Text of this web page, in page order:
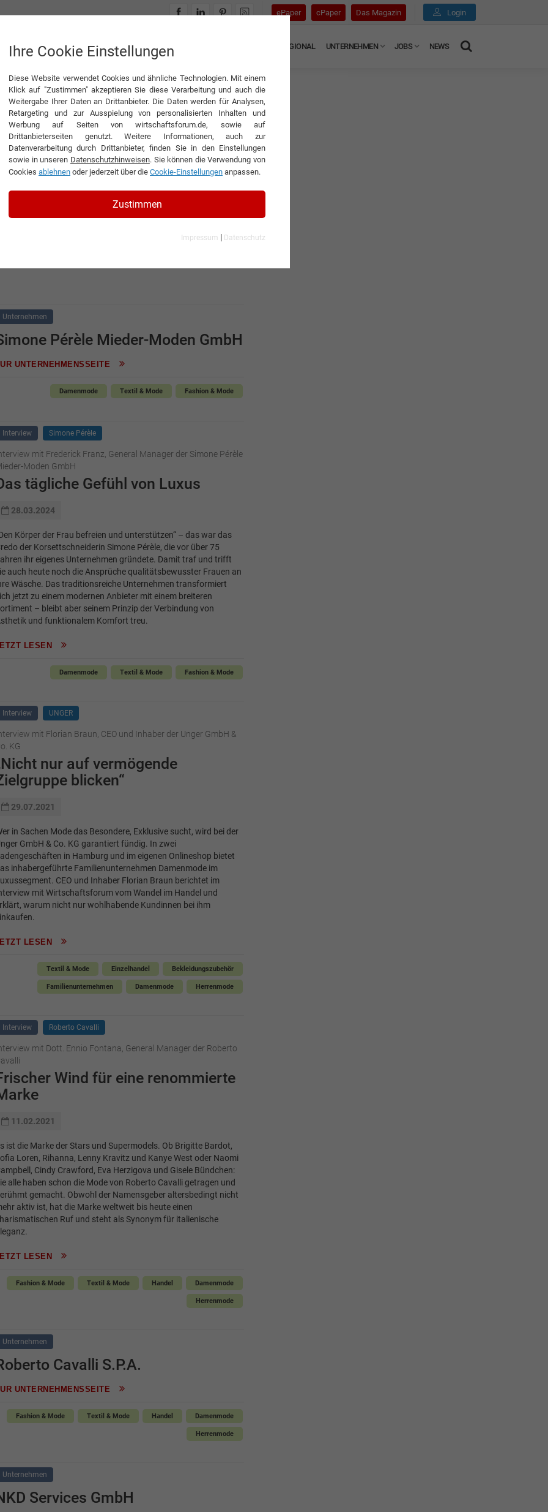
ePaper cPaper Das Magazin Login
INTERVIEWS REGIONAL UNTERNEHMEN JOBS NEWS
Unternehmen
Pérèle Mieder-Moden GmbH
UNTERNEHMENSSEITE
Damenmode Textil & Mode Fashion & Mode
Interview Simone Pérèle
mit Frederick Franz, General Manager der Simone Pérèle
Moden GmbH
tägliche Gefühl von Luxus
28.03.2024
Körper der Frau befreien und unterstützen“ – das war das
der Korsettschneiderin Simone Pérèle, die vor über 75
ihr eigenes Unternehmen gründete. Damit traf und trifft
auch heute noch die Ansprüche qualitätsbewusster Frauen an
Wäsche. Das traditionsreiche Unternehmen transformiert
jetzt zu einem modernen Anbieter mit einem breiteren
– bleibt aber seinem Prinzip der Verbindung von
und funktionalem Komfort treu.
LESEN
Damenmode Textil & Mode Fashion & Mode
Interview UNGER
mit Florian Braun, CEO und Inhaber der Unger GmbH &
KG
nur auf vermögende
blicken“
29.07.2021
in Sachen Mode das Besondere, Exklusive sucht, wird bei der
GmbH & Co. KG garantiert fündig. In zwei
in Hamburg und im eigenen Onlineshop bietet
inhabergeführte Familienunternehmen Damenmode im
CEO und Inhaber Florian Braun berichtet im
mit Wirtschaftsforum vom Wandel im Handel und
warum nicht nur wohlhabende Kundinnen bei ihm
LESEN
Textil & Mode Einzelhandel Bekleidungszubehör
Familienunternehmen Damenmode Herrenmode
Interview Roberto Cavalli
mit Dott. Ennio Fontana, General Manager der Roberto
Wind für eine renommierte
11.02.2021
ist die Marke der Stars und Supermodels. Ob Brigitte Bardot,
Loren, Rihanna, Lenny Kravitz und Kanye West oder Naomi
Cindy Crawford, Eva Herzigova und Gisele Bündchen:
alle haben schon die Mode von Roberto Cavalli getragen und
gemacht. Obwohl der Namensgeber altersbedingt nicht
aktiv ist, hat die Marke weltweit bis heute einen
Ruf und steht als Synonym für italienische
LESEN
Fashion & Mode Textil & Mode Handel Damenmode
Herrenmode
Unternehmen
Cavalli S.P.A.
UNTERNEHMENSSEITE
Fashion & Mode Textil & Mode Handel Damenmode
Herrenmode
Unternehmen
Services GmbH
Ihre Cookie Einstellungen
Diese Website verwendet Cookies und ähnliche Technologien. Mit einem
Klick auf "Zustimmen" akzeptieren Sie diese Verarbeitung und auch die
Weitergabe Ihrer Daten an Drittanbieter. Die Daten werden für Analysen,
Retargeting und zur Ausspielung von personalisierten Inhalten und
Werbung auf Seiten von wirtschaftsforum.de, sowie auf
Drittanbieterseiten genutzt. Weitere Informationen, auch zur
Datenverarbeitung durch Drittanbieter, finden Sie in den Einstellungen
sowie in unseren Datenschutzhinweisen. Sie können die Verwendung von
Cookies ablehnen oder jederzeit über die Cookie-Einstellungen anpassen.
Zustimmen
Impressum | Datenschutz